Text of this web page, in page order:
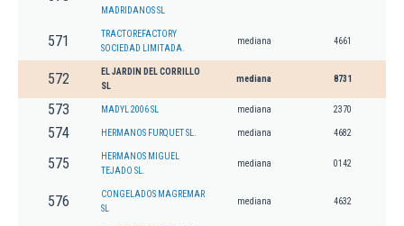
MADRIDANOS SL
571
TRACTOREFACTORY
SOCIEDAD LIMITADA.
mediana 4661
572
EL JARDIN DEL CORRILLO
SL
mediana 8731
573 MADYL 2006 SL mediana 2370
574 HERMANOS FURQUET SL. mediana 4682
575
HERMANOS MIGUEL
TEJADO SL.
mediana 0142
576
CONGELADOS MAGREMAR
SL
mediana 4632